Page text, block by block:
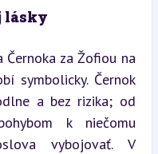
lásky
Černoka za Žofiou na
symbolicky. Černok
a bez rizika; od
k niečomu
vybojovať. V